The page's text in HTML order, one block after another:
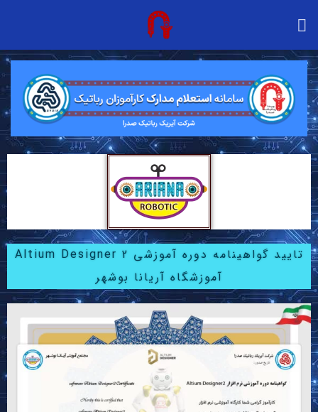
تایید گواهینامه دوره آموزشی Altium Designer 2
آموزشگاه آریانا بوشهر